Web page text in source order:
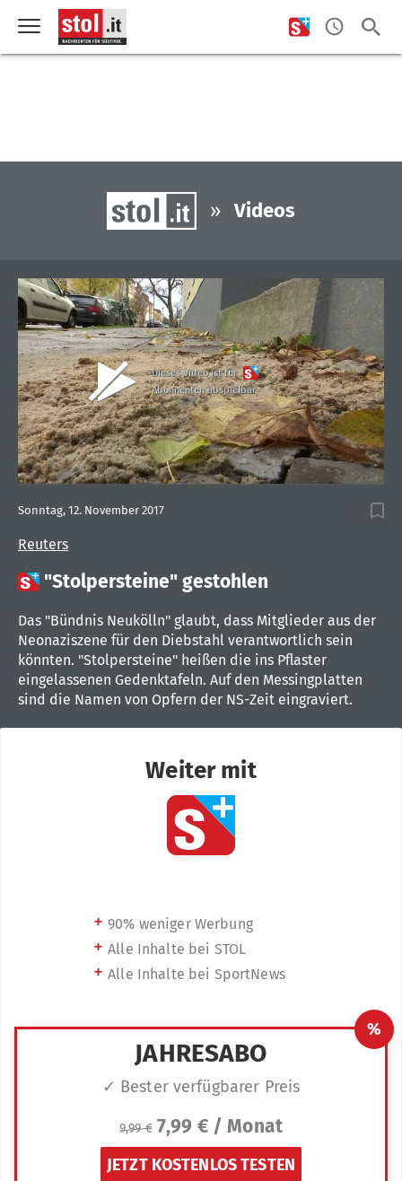
» Videos
Dieses Video ist für
Abonnenten abspielbar
Reuters
Sonntag, 12. November 2017
 "Stolpersteine" gestohlen
Das "Bündnis Neukölln" glaubt, dass Mitglieder aus der
Neonaziszene für den Diebstahl verantwortlich sein
könnten. "Stolpersteine" heißen die ins Pflaster
eingelassenen Gedenktafeln. Auf den Messingplatten
sind die Namen von Opfern der NS-Zeit eingraviert.